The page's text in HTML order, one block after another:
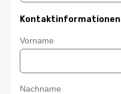
Kontaktinformationen
Vorname
Nachname